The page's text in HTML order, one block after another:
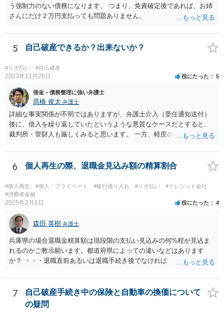
う強制力のない債務になります。 つまり、免責確定後であれば、お姉
さんにだけ２万円支払っても問題ありません。
5 自己破産できるか？出来ないか？
#リボ払い #自己破産
2023年11月26日 役にたった 5
借金・債務整理に強い弁護士
髙橋 俊太 弁護士
詳細な事実関係が不明ではありますが、弁護士介入（受任通知送付）
後に、借入を繰り返していたというような悪質なケースだとすると、
裁判所・管財人も厳しくみると思います。 一方、軽度の不注意による
財人に対して反省の姿勢を示せば、不許可という結果にはならないと
思われます。
6 個人再生の際、退職金見込み額の精算割合
#個人再生 #個人・プライベート #銀行借り入れ #リボ払い
#クレジット会社
#消費者金融
2025年2月1日 役にたった 4
森田 英樹 弁護士
兵庫県の場合退職金精算額は現段階の支払い見込みの何%程が見込ま
れるのかご教示願います。都道府県によっての違いなどはあります
か？ ・・・退職直前あるいは退職手続き後でなければ １２・５％が
準でしょう。 また着手して頂いてから最短どのくらいで認可されるの
でしょうか？ ・・・受任通知を送付して 債権者からの債権調査票が
回答されるまで ２か月程度 その間に準備が進めば 直ちに申し立
7
自己破産手続き中の保険と自動車の換価について
の疑問